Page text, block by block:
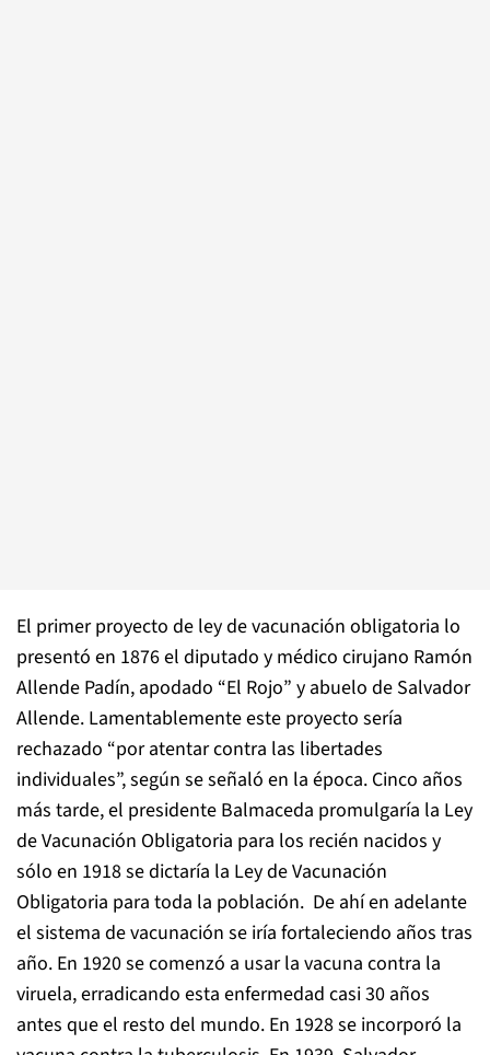
El primer proyecto de ley de vacunación obligatoria lo
presentó en 1876 el diputado y médico cirujano Ramón
Allende Padín, apodado “El Rojo” y abuelo de Salvador
Allende. Lamentablemente este proyecto sería
rechazado “por atentar contra las libertades
individuales”, según se señaló en la época. Cinco años
más tarde, el presidente Balmaceda promulgaría la Ley
de Vacunación Obligatoria para los recién nacidos y
sólo en 1918 se dictaría la Ley de Vacunación
Obligatoria para toda la población. De ahí en adelante
el sistema de vacunación se iría fortaleciendo años tras
año. En 1920 se comenzó a usar la vacuna contra la
viruela, erradicando esta enfermedad casi 30 años
antes que el resto del mundo. En 1928 se incorporó la